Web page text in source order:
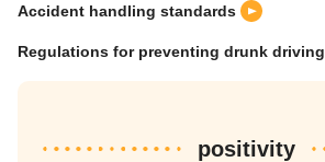
Accident handling standards
Regulations for preventing drunk driving
positivity